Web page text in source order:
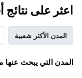
اعثر على
المدن الأكثر شعبية
المدن التي يبحث عنها